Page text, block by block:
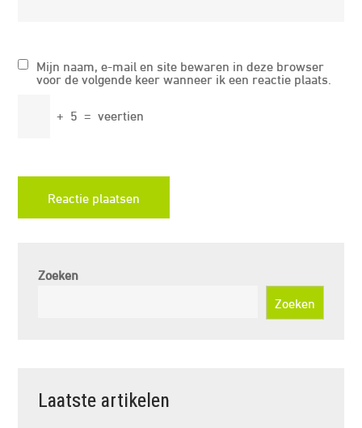
Mijn naam, e-mail en site bewaren in deze browser
voor de volgende keer wanneer ik een reactie plaats.
+ 5 = veertien
Zoeken
Zoeken
Laatste artikelen